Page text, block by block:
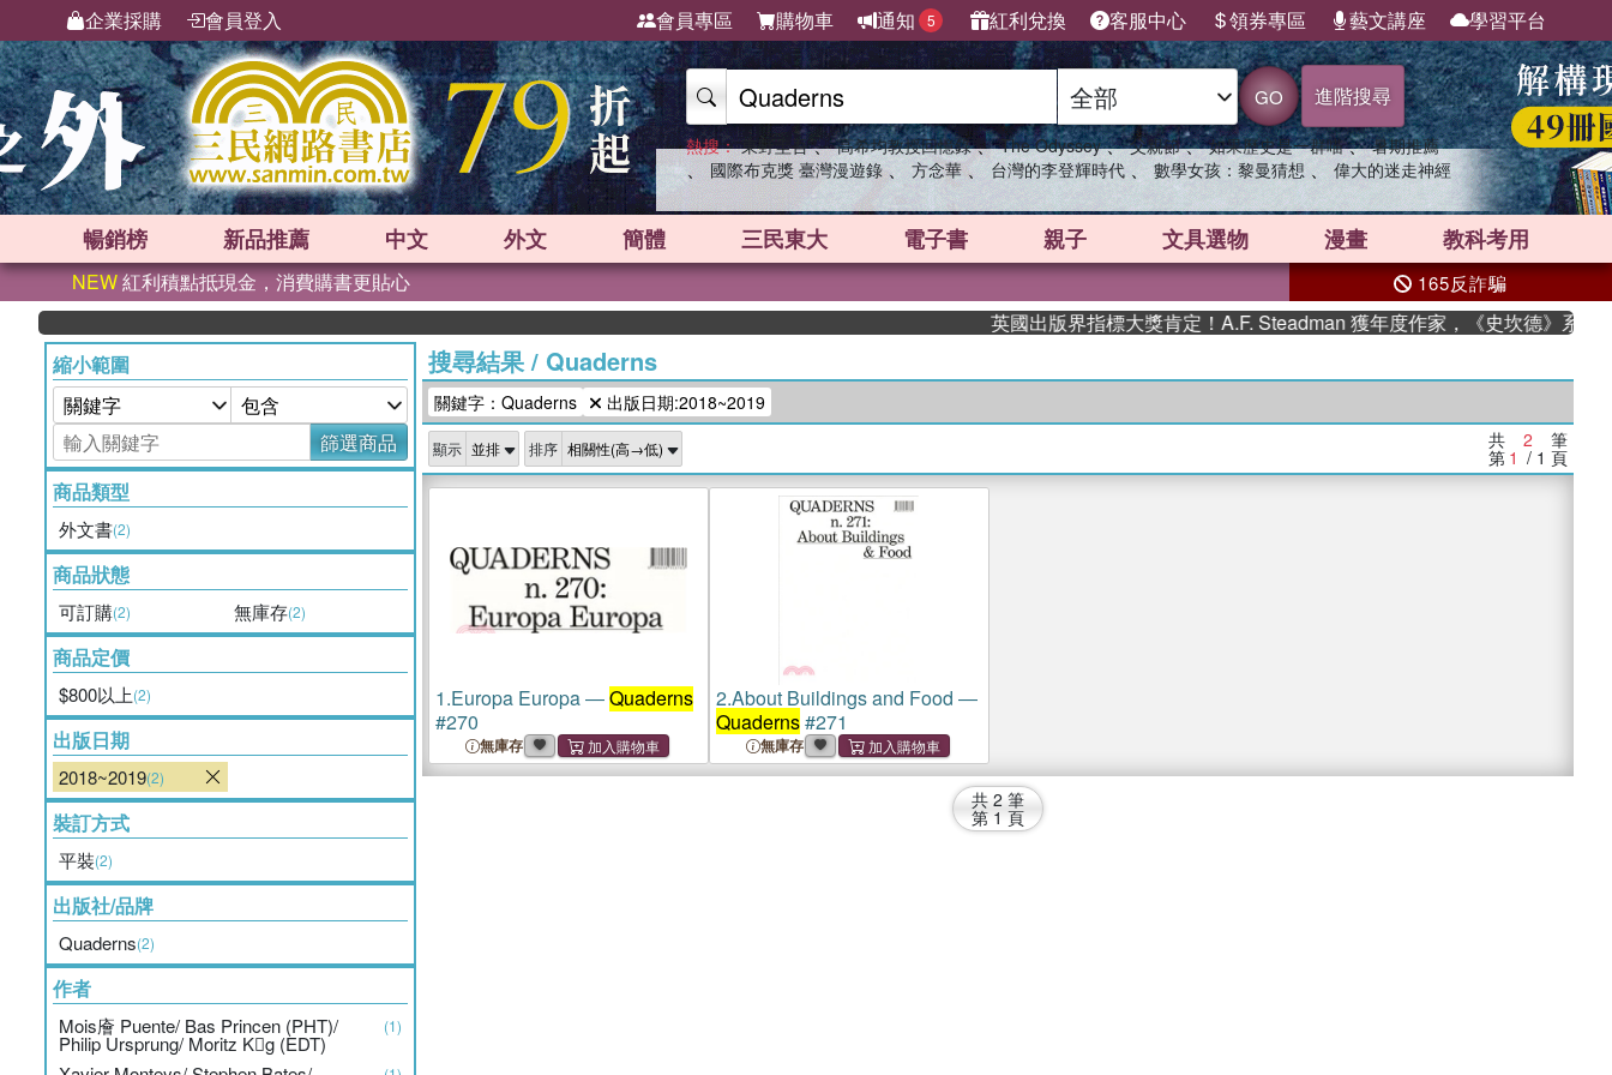
企業採購 會員登入 會員專區 購物車 通知 5 紅利兌換 客服中心 領券專區 藝文講座 學習平台
GO 進階搜尋
熱搜： 東野圭吾 、 高希均教授回憶錄 、 The Odyssey 、 父親節 、 如果歷史是一群喵 、 暑期推薦
、 國際布克獎 臺灣漫遊錄 、 方念華 、 台灣的李登輝時代 、 數學女孩：黎曼猜想 、 偉大的迷走神經
暢銷榜 新品推薦 中文 外文 簡體 三民東大 電子書 親子 文具選物 漫畫 教科考用
NEW紅利積點抵現金，消費購書更貼心 165反詐騙
英國出版界指標大獎肯定！A.F. Steadman 獲年度作家，《史坎德》系列帶
縮小範圍
篩選商品
商品類型
外文書(2)
商品狀態
可訂購(2) 無庫存(2)
商品定價
$800以上(2)
出版日期
2018~2019(2)
裝訂方式
平裝(2)
出版社/品牌
Quaderns(2)
作者
Mois廥 Puente/ Bas Princen (PHT)/
Philip Ursprung/ Moritz Kg (EDT)
(1)
搜尋結果/ Quaderns
關鍵字：Quaderns 出版日期:2018~2019
顯示 排序 共 2 筆
第 1 / 1 頁
1.Europa Europa ―Quaderns
#270
無庫存
2.About Buildings and Food ―
Quaderns#271
無庫存
共 2 筆
第 1 頁